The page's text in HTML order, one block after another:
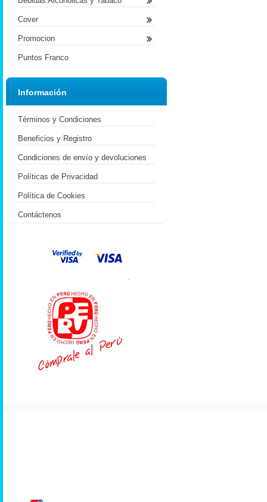
Cover
Promocion
Puntos Franco
Información
Términos y Condiciones
Beneficios y Registro
Condiciones de envío y devoluciones
Políticas de Privacidad
Política de Cookies
Contáctenos
.